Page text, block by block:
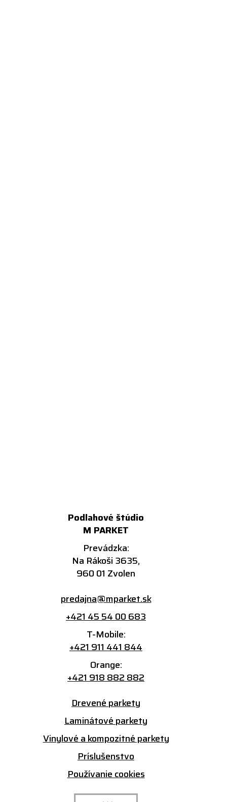
Podlahové štúdio
M PARKET
Prevádzka:
Na Rákoši 3635,
960 01 Zvolen
predajna@mparket.sk
+421 45 54 00 683
T-Mobile:
+421 911 441 844
Orange:
+421 918 882 882
Drevené parkety
Laminátové parkety
Vinylové a kompozitné parkety
Príslušenstvo
Používanie cookies